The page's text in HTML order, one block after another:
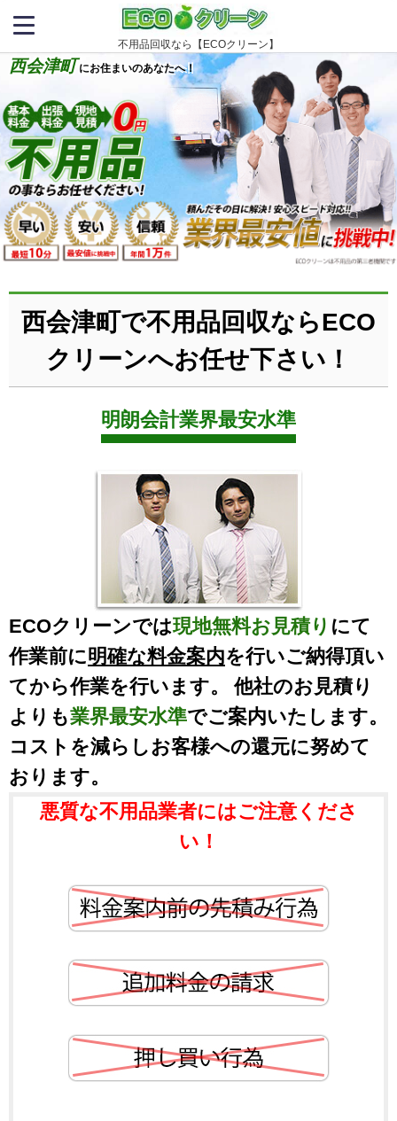
不用品回収なら【ECOクリーン】
西会津町 にお住まいのあなたへ！
西会津町で不用品回収ならECO
クリーンへお任せ下さい！
明朗会計業界最安水準
ECOクリーンでは現地無料お見積り にて
作業前に明確な料金案内を行いご納得頂い
てから作業を行います。 他社のお見積り
よりも業界最安水準でご案内いたします。
コストを減らしお客様への還元に努めて
おります。
悪質な不用品業者にはご注意くださ
い！